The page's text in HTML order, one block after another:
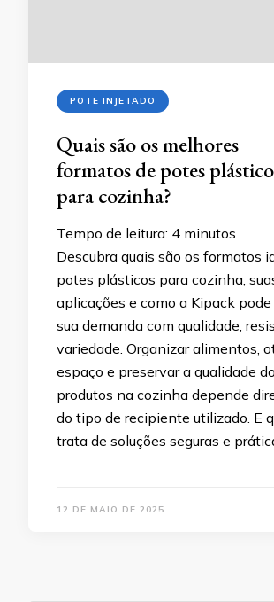
POTE INJETADO
Quais são os melhores
formatos de potes
para cozinha?
Tempo de leitura: 4 minutos
Descubra quais são os formatos
potes plásticos para cozinha,
aplicações e como a Kipack
sua demanda com qualidade,
variedade. Organizar alimentos,
espaço e preservar a qualidade
produtos na cozinha depende
do tipo de recipiente utilizado. E
trata de soluções seguras e
12 DE MAIO DE 2025